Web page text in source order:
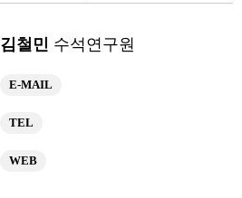
연구성과
김철민 수석연구원
E-MAIL
TEL
WEB